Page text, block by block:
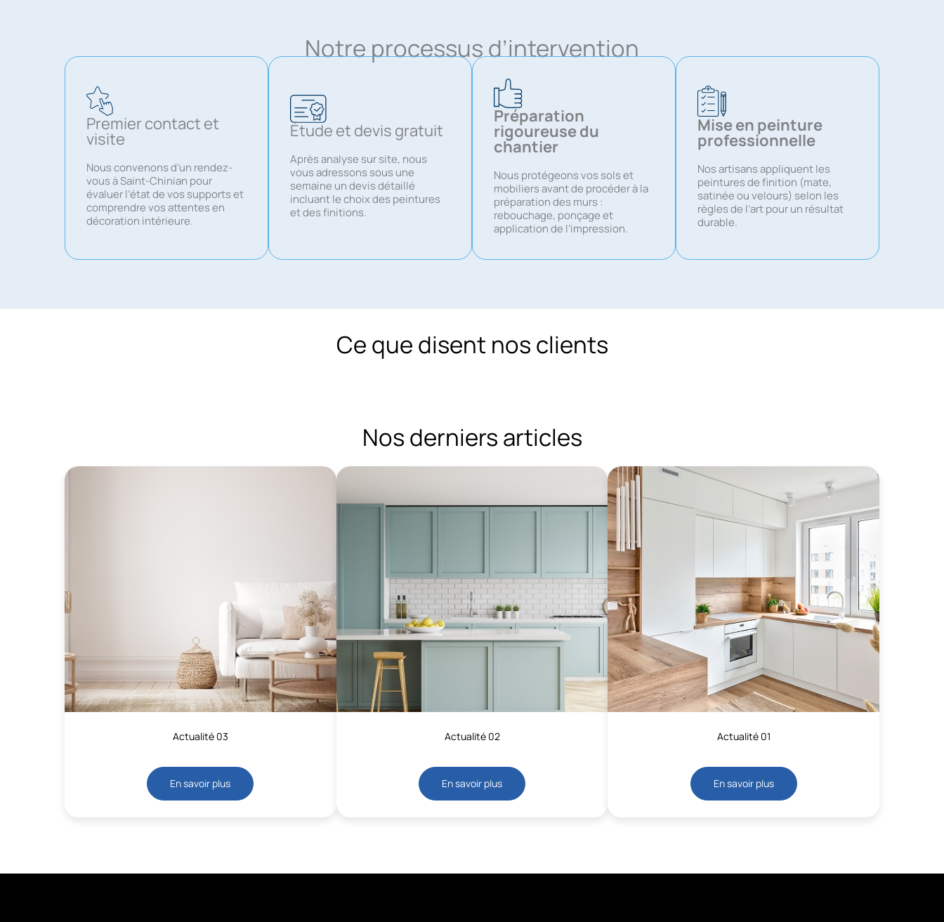
Notre processus d’intervention
Premier contact et
visite
Nous convenons d’un rendez-
vous à Saint-Chinian pour
évaluer l’état de vos supports et
comprendre vos attentes en
décoration intérieure.
Étude et devis gratuit
Après analyse sur site, nous
vous adressons sous une
semaine un devis détaillé
incluant le choix des peintures
et des finitions.
Préparation
rigoureuse du
chantier
Nous protégeons vos sols et
mobiliers avant de procéder à la
préparation des murs :
rebouchage, ponçage et
application de l’impression.
Mise en peinture
professionnelle
Nos artisans appliquent les
peintures de finition (mate,
satinée ou velours) selon les
règles de l’art pour un résultat
durable.
Ce que disent nos clients
Nos derniers articles
Actualité 03
En savoir plus
Actualité 02
En savoir plus
Actualité 01
En savoir plus